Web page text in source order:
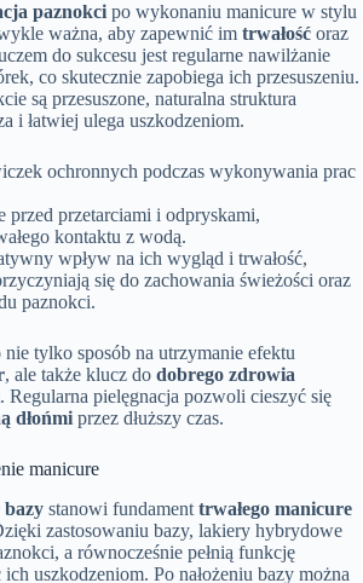
paznokci po wykonaniu manicure w stylu
ważna, aby zapewnić im trwałość oraz
do sukcesu jest regularne nawilżanie
co skutecznie zapobiega ich przesuszeniu.
są przesuszone, naturalna struktura
i łatwiej ulega uszkodzeniom.
ochronnych podczas wykonywania prac
przed przetarciami i odpryskami,
kontaktu z wodą.
wpływ na ich wygląd i trwałość,
się do zachowania świeżości oraz
paznokci.
nie tylko sposób na utrzymanie efektu
, ale także klucz do dobrego zdrowia
. Regularna pielęgnacja pozwoli cieszyć się
dłońmi przez dłuższy czas.
manicure
bazy stanowi fundament trwałego manicure
zastosowaniu bazy, lakiery hybrydowe
a równocześnie pełnią funkcję
uszkodzeniom. Po nałożeniu bazy można